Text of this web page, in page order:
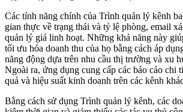
Các tính năng chính của Trình quản lý kênh
gian thực về trạng thái và tỷ lệ phòng, email
quản lý giá linh hoạt. Những khả năng này
tối ưu hóa doanh thu của họ bằng cách áp
năng động dựa trên nhu cầu thị trường và xu
Ngoài ra, ứng dụng cung cấp các báo cáo chi
quả và hiệu suất kinh doanh trên các kênh
Bằng cách sử dụng Trình quản lý kênh, các